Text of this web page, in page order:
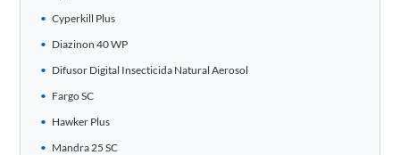
Cyperkill Plus
Diazinon 40 WP
Difusor Digital Insecticida Natural Aerosol
Fargo SC
Hawker Plus
Mandra 25 SC